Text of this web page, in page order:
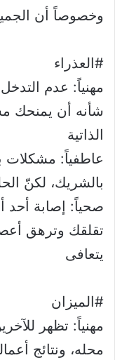
وخصوصاً أن
#العذراء
مهنياً: عدم
شأنه أن يمنحك
الذاتية
عاطفياً: مشكلات
بالشريك، لكنّ
صحياً: إصابة أحد
تقلقك وترهق
يتعافى
#الميزان
مهنياً: تظهر
محله، ونتائج